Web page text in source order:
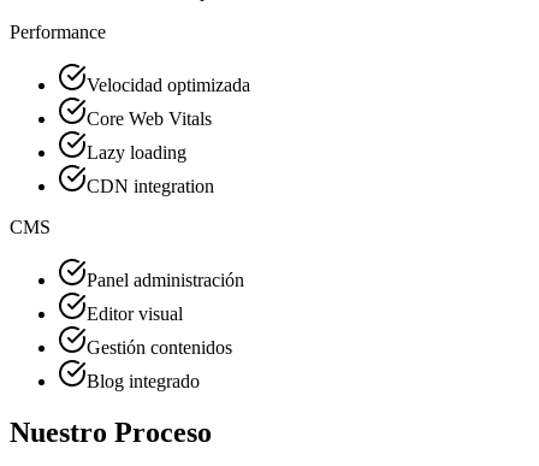
Performance
Velocidad optimizada
Core Web Vitals
Lazy loading
CDN integration
CMS
Panel administración
Editor visual
Gestión contenidos
Blog integrado
Nuestro Proceso